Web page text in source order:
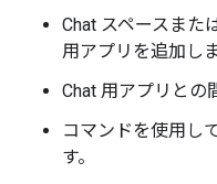
Chat スペースまた
用アプリを追加しま
Chat 用アプリとの
コマンドを使用し
す。